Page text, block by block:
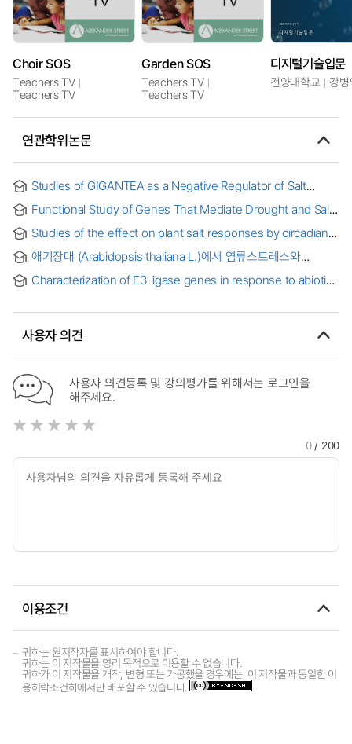
Choir SOS
Teachers TV
Teachers TV
Garden SOS
Teachers TV
Teachers TV
디지털기술입문
건양대학교 강
연관학위논문
Studies of GIGANTEA as a Negative Regulator of Salt
Functional Study of Genes That Mediate Drought and Salt
스트레스를 매개하는 유전자의 기능적 연구
Studies of the effect on plant salt responses by circadian
clock = 생체시계가 식물의 salt stress 반응에 미치는 영향에
관한 연구
애기장대 (Arabidopsis thaliana L.)에서 염류스트레스와
관한 연구 = Studies on the AtMRP5 (Arabidopsis thaliana
signal transduction pathway for salt stress and glucose in
Arabidopsis
Characterization of E3 ligase genes in response to abiotic
부정적으로 조절하는 COP1/SPA 유전자 family의 특성화 및
사용자 의견
사용자 의견등록 및 강의평가를 위해서는 로그인을
해주세요.
0/ 200
이용조건
귀하는 원저작자를 표시하여야 합니다.
귀하는 이 저작물을 영리 목적으로 이용할 수 없습니다.
귀하가 이 저작물을 개작, 변형 또는 가공했을 경우에는, 이 저작물과 동일한 이
용허락조건하에서만 배포할 수 있습니다.